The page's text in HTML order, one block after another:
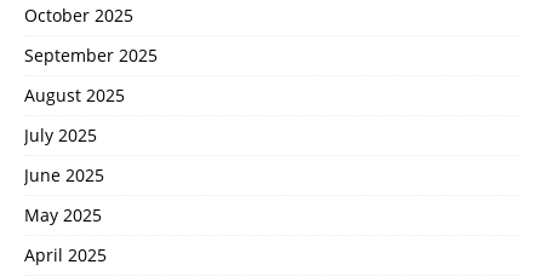
October 2025
September 2025
August 2025
July 2025
June 2025
May 2025
April 2025